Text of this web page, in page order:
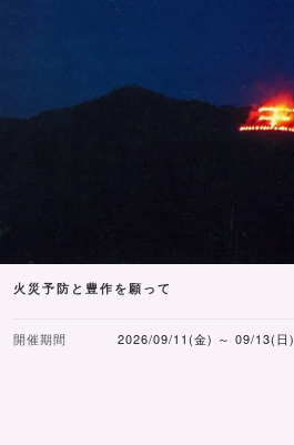
火災予防と豊作を願って
開催期間 2026/09/11(金) ～ 09/13(日)